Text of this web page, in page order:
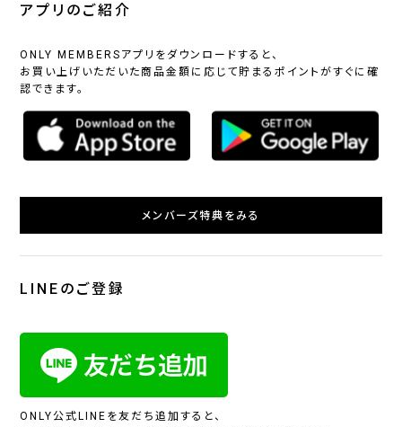
アプリのご紹介
ONLY MEMBERSアプリをダウンロードすると、
お買い上げいただいた商品金額に応じて貯まるポイントがすぐに確
認できます。
メンバーズ特典をみる
LINEのご登録
ONLY公式LINEを友だち追加すると、